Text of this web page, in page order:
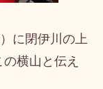
に閉伊川の上
横山と伝え